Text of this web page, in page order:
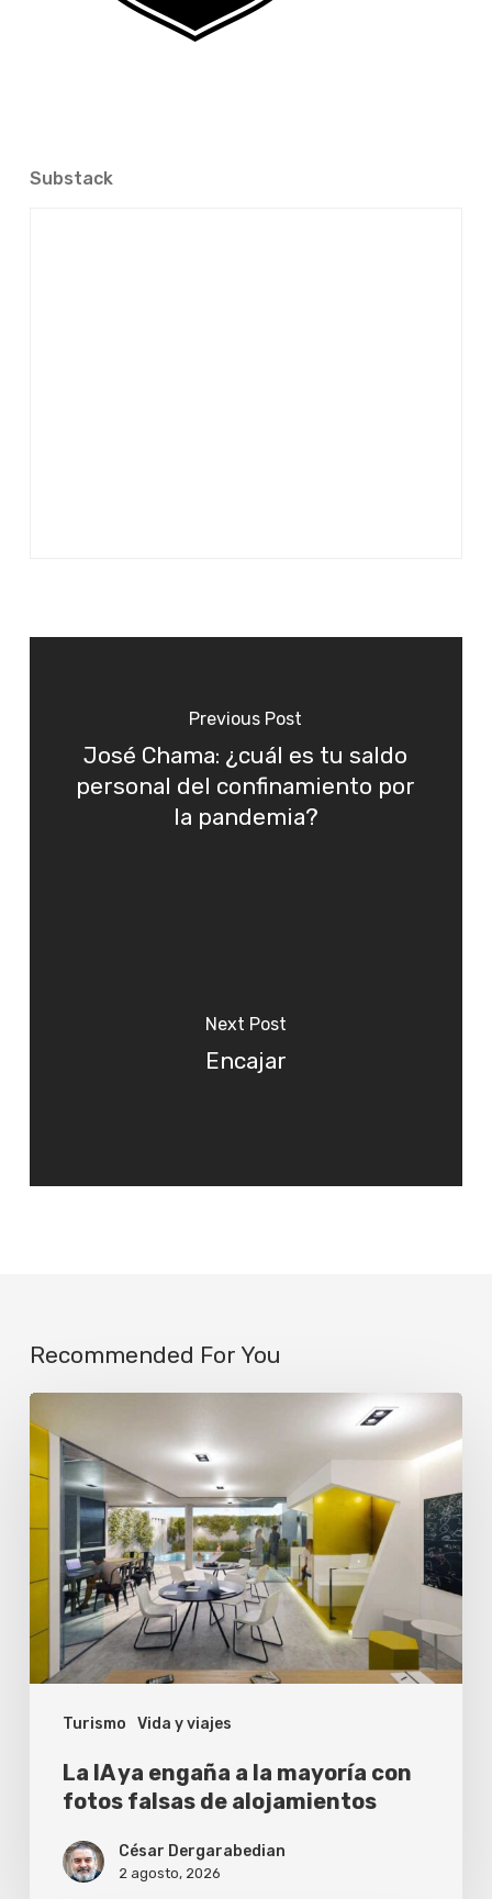
Substack
Previous Post
José Chama: ¿cuál es tu saldo
personal del confinamiento por
la pandemia?
Next Post
Encajar
Recommended For You
Turismo Vida y viajes
ya
engaña
la
mayoría
fotos
falsas
alojamientos
La IA ya engaña a la mayoría con
fotos falsas de alojamientos
César Dergarabedian
2 agosto, 2026